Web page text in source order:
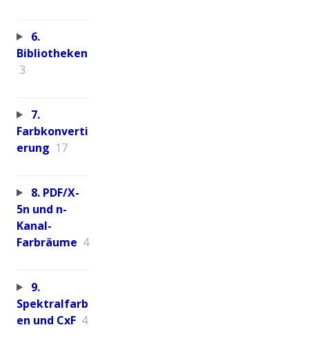
6.
Bibliotheken
3
7.
Farbkonverti
erung 17
8. PDF/X-
5n und n-
Kanal-
Farbräume 4
9.
Spektralfarb
en und CxF 4